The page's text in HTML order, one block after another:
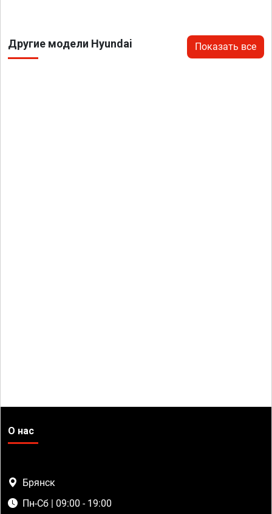
Другие модели Hyundai Показать все
О нас
Брянск
Пн-Сб | 09:00 - 19:00